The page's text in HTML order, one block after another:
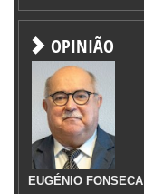
OPINIÃO
EUGÉNIO FONSECA